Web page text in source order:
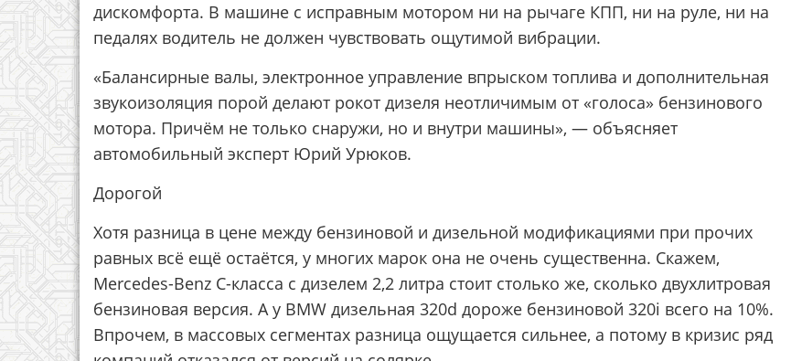
дискомфорта. В машине с исправным мотором ни на рычаге КПП, ни на руле, ни на
педалях водитель не должен чувствовать ощутимой вибрации.
«Балансирные валы, электронное управление впрыском топлива и дополнительная
звукоизоляция порой делают рокот дизеля неотличимым от «голоса» бензинового
мотора. Причём не только снаружи, но и внутри машины», — объясняет
автомобильный эксперт Юрий Урюков.
Дорогой
Хотя разница в цене между бензиновой и дизельной модификациями при прочих
равных всё ещё остаётся, у многих марок она не очень существенна. Скажем,
Mercedes-Benz C-класса с дизелем 2,2 литра стоит столько же, сколько двухлитровая
бензиновая версия. А у BMW дизельная 320d дороже бензиновой 320i всего на 10%.
Впрочем, в массовых сегментах разница ощущается сильнее, а потому в кризис ряд